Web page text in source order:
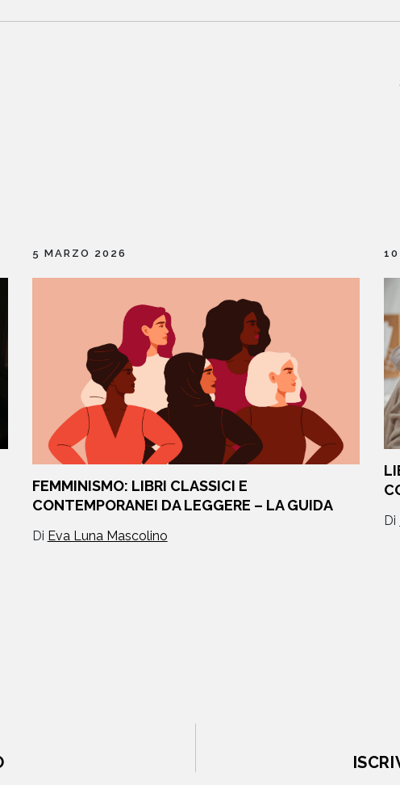
5 MARZO 2026
FEMMINISMO: LIBRI CLASSICI E
CONTEMPORANEI DA LEGGERE – LA GUIDA
Di Eva Luna Mascolino
Di